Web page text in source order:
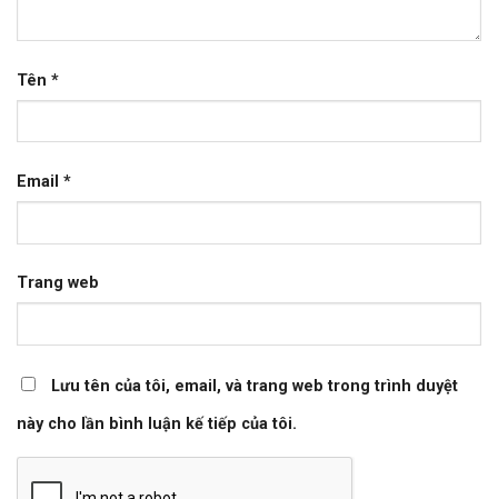
Tên *
Email *
Trang web
Lưu tên của tôi, email, và trang web trong trình duyệt
này cho lần bình luận kế tiếp của tôi.